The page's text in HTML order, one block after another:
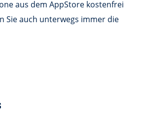
aus dem AppStore kostenfrei
Sie auch unterwegs immer die